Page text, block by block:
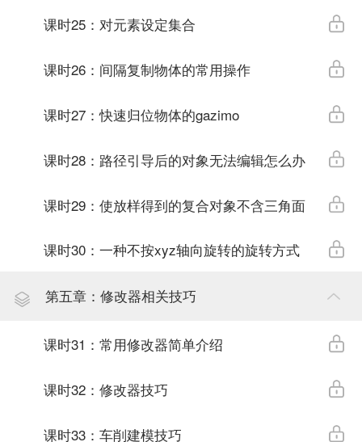
课时25：对元素设定集合
课时26：间隔复制物体的常用操作
课时27：快速归位物体的gazimo
课时28：路径引导后的对象无法编辑怎么办
课时29：使放样得到的复合对象不含三角面
课时30：一种不按xyz轴向旋转的旋转方式
第五章：修改器相关技巧
课时31：常用修改器简单介绍
课时32：修改器技巧
课时33：车削建模技巧